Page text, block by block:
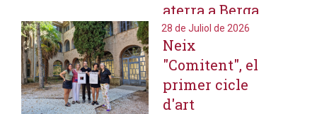
aterra a Berga
amb la
programació
de tres
concerts
28 de Juliol de 2026
Neix
"Comitent", el
primer cicle
d'art